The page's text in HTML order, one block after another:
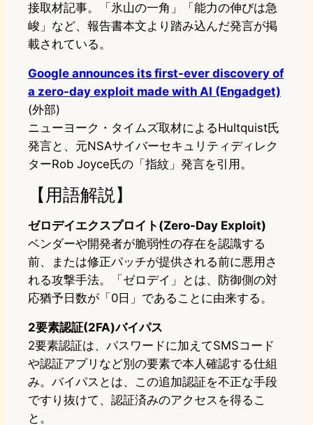
接取材記事。「氷山の一角」「能力の伸びは急
峻」など、報告書本文より踏み込んだ発言が掲
載されている。
Google announces its first-ever discovery of
a zero-day exploit made with AI (Engadget)
(外部)
ニューヨーク・タイムズ取材によるHultquist氏
発言と、元NSAサイバーセキュリティディレク
ターRob Joyce氏の「指紋」発言を引用。
【用語解説】
ゼロデイエクスプロイト(Zero-Day Exploit)
ベンダーや開発者が脆弱性の存在を認識する
前、または修正パッチが提供される前に悪用さ
れる攻撃手法。「ゼロデイ」とは、防御側の対
応猶予日数が「0日」であることに由来する。
2要素認証(2FA)バイパス
2要素認証は、パスワードに加えてSMSコード
や認証アプリなど別の要素で本人確認する仕組
み。バイパスとは、この追加認証を不正な手段
ですり抜けて、認証済みのアクセスを得るこ
と。